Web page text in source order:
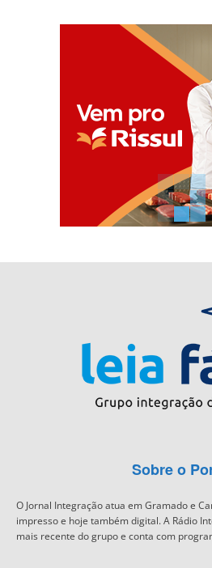
Sobre o
O Jornal Integração atua em Gramado e
impresso e hoje também digital. A Rádio
mais recente do grupo e conta com